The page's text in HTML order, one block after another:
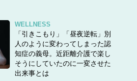
WELLNESS
「引きこもり」「昼夜逆転」別
人のように変わってしまった認
知症の義母。近距離介護で楽し
そうにしていたのに一変させた
出来事とは